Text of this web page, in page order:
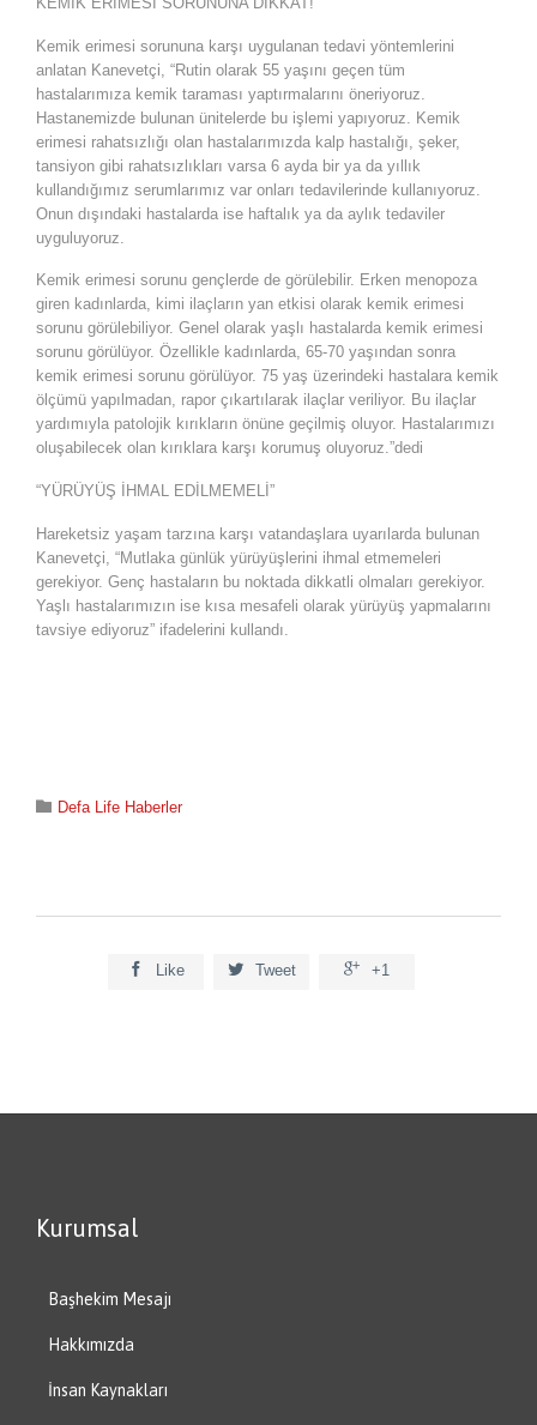
Kemik erimesi sorununa karşı uygulanan tedavi yöntemlerini
anlatan Kanevetçi, “Rutin olarak 55 yaşını geçen tüm
hastalarımıza kemik taraması yaptırmalarını öneriyoruz.
Hastanemizde bulunan ünitelerde bu işlemi yapıyoruz. Kemik
erimesi rahatsızlığı olan hastalarımızda kalp hastalığı, şeker,
tansiyon gibi rahatsızlıkları varsa 6 ayda bir ya da yıllık
kullandığımız serumlarımız var onları tedavilerinde kullanıyoruz.
Onun dışındaki hastalarda ise haftalık ya da aylık tedaviler
uyguluyoruz.
Kemik erimesi sorunu gençlerde de görülebilir. Erken menopoza
giren kadınlarda, kimi ilaçların yan etkisi olarak kemik erimesi
sorunu görülebiliyor. Genel olarak yaşlı hastalarda kemik erimesi
sorunu görülüyor. Özellikle kadınlarda, 65-70 yaşından sonra
kemik erimesi sorunu görülüyor. 75 yaş üzerindeki hastalara kemik
ölçümü yapılmadan, rapor çıkartılarak ilaçlar veriliyor. Bu ilaçlar
yardımıyla patolojik kırıkların önüne geçilmiş oluyor. Hastalarımızı
oluşabilecek olan kırıklara karşı korumuş oluyoruz.”dedi
“YÜRÜYÜŞ İHMAL EDİLMEMELİ”
Hareketsiz yaşam tarzına karşı vatandaşlara uyarılarda bulunan
Kanevetçi, “Mutlaka günlük yürüyüşlerini ihmal etmemeleri
gerekiyor. Genç hastaların bu noktada dikkatli olmaları gerekiyor.
Yaşlı hastalarımızın ise kısa mesafeli olarak yürüyüş yapmalarını
tavsiye ediyoruz” ifadelerini kullandı.
 Category
Defa Life Haberler
 Like  Tweet  +1
Kurumsal
Başhekim Mesajı
Hakkımızda
İnsan Kaynakları